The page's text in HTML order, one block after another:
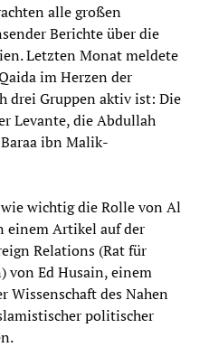
alle großen
Berichte über die
Letzten Monat meldete
im Herzen der
drei Gruppen aktiv ist: Die
Levante, die Abdullah
ibn Malik-
wichtig die Rolle von Al
einem Artikel auf der
Relations (Rat für
von Ed Husain, einem
Wissenschaft des Nahen
politischer